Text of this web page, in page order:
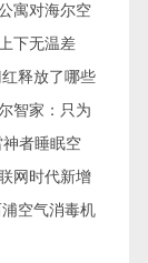
寓对海尔空
下无温差
释放了哪些
智家：只为
神者睡眠空
网时代新增
空气消毒机